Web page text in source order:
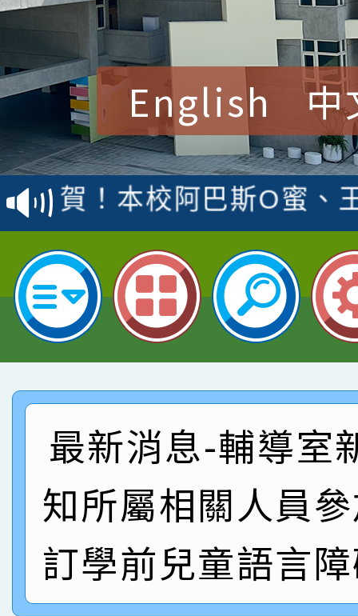
English 中
賀！本校參加桃園市中
賽 洪綺君教師榮獲社
名
賀！本校阿巴斯O蜜、
倩參加桃園市科展 國
名 指導老師王老師、
賀！本校四年二班張O
園市英語競賽國小朗讀
指導老師林老師
賀！本校參加桃園市中
賽 劉文瑛教師榮獲教
臺灣台語-第二名
賀！本校參與2026世
市賽榮獲科學小創客佳
創客第三名。
賀！本校參加桃園市中
名
倩參加桃園市科展 國
名 指導老師王老師、
賀！本校四年二班張O
園市英語競賽國小朗讀
指導老師林老師
賀！本校參加桃園市中
賽 劉文瑛教師榮獲教
臺灣台語-第二名
賀！本校參與2026世
市賽榮獲科學小創客佳
最新消息-輔導室
知所屬相關人員
訂學前兒童語言